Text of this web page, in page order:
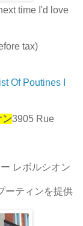
time I'd love
tax)
Of Poutines I
ン3905 Rue
レボルシオン
ーティンを提供